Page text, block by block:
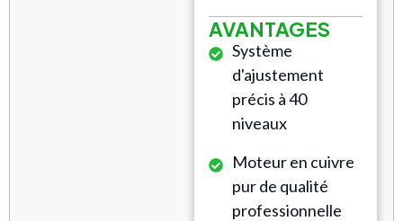
AVANTAGES
Système
d'ajustement
précis à 40
niveaux
Moteur en cuivre
pur de qualité
professionnelle